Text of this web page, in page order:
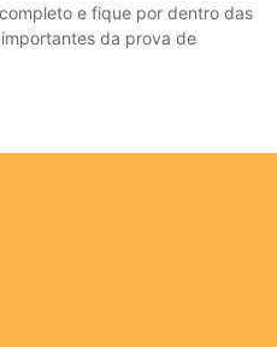
e fique por dentro das
da prova de